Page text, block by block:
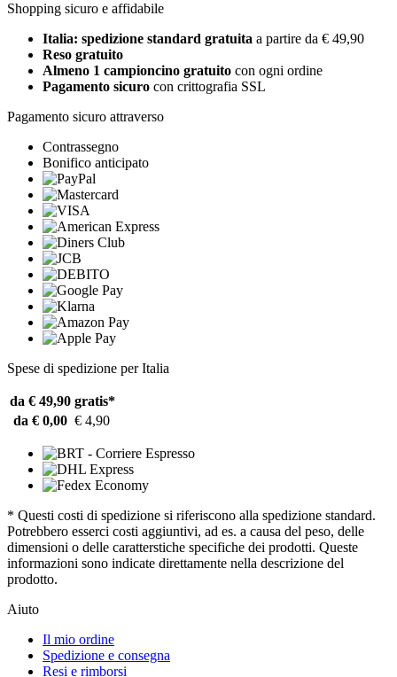
Shopping sicuro e affidabile
Italia: spedizione standard gratuita a partire da € 49,90
Reso gratuito
Almeno 1 campioncino gratuito con ogni ordine
Pagamento sicuro con crittografia SSL
Pagamento sicuro attraverso
Contrassegno
Bonifico anticipato
Spese di spedizione per Italia
da € 49,90 gratis*
da € 0,00 € 4,90
* Questi costi di spedizione si riferiscono alla spedizione standard.
Potrebbero esserci costi aggiuntivi, ad es. a causa del peso, delle
dimensioni o delle caratterstiche specifiche dei prodotti. Queste
informazioni sono indicate direttamente nella descrizione del
prodotto.
Aiuto
Il mio ordine
Spedizione e consegna
Resi e rimborsi